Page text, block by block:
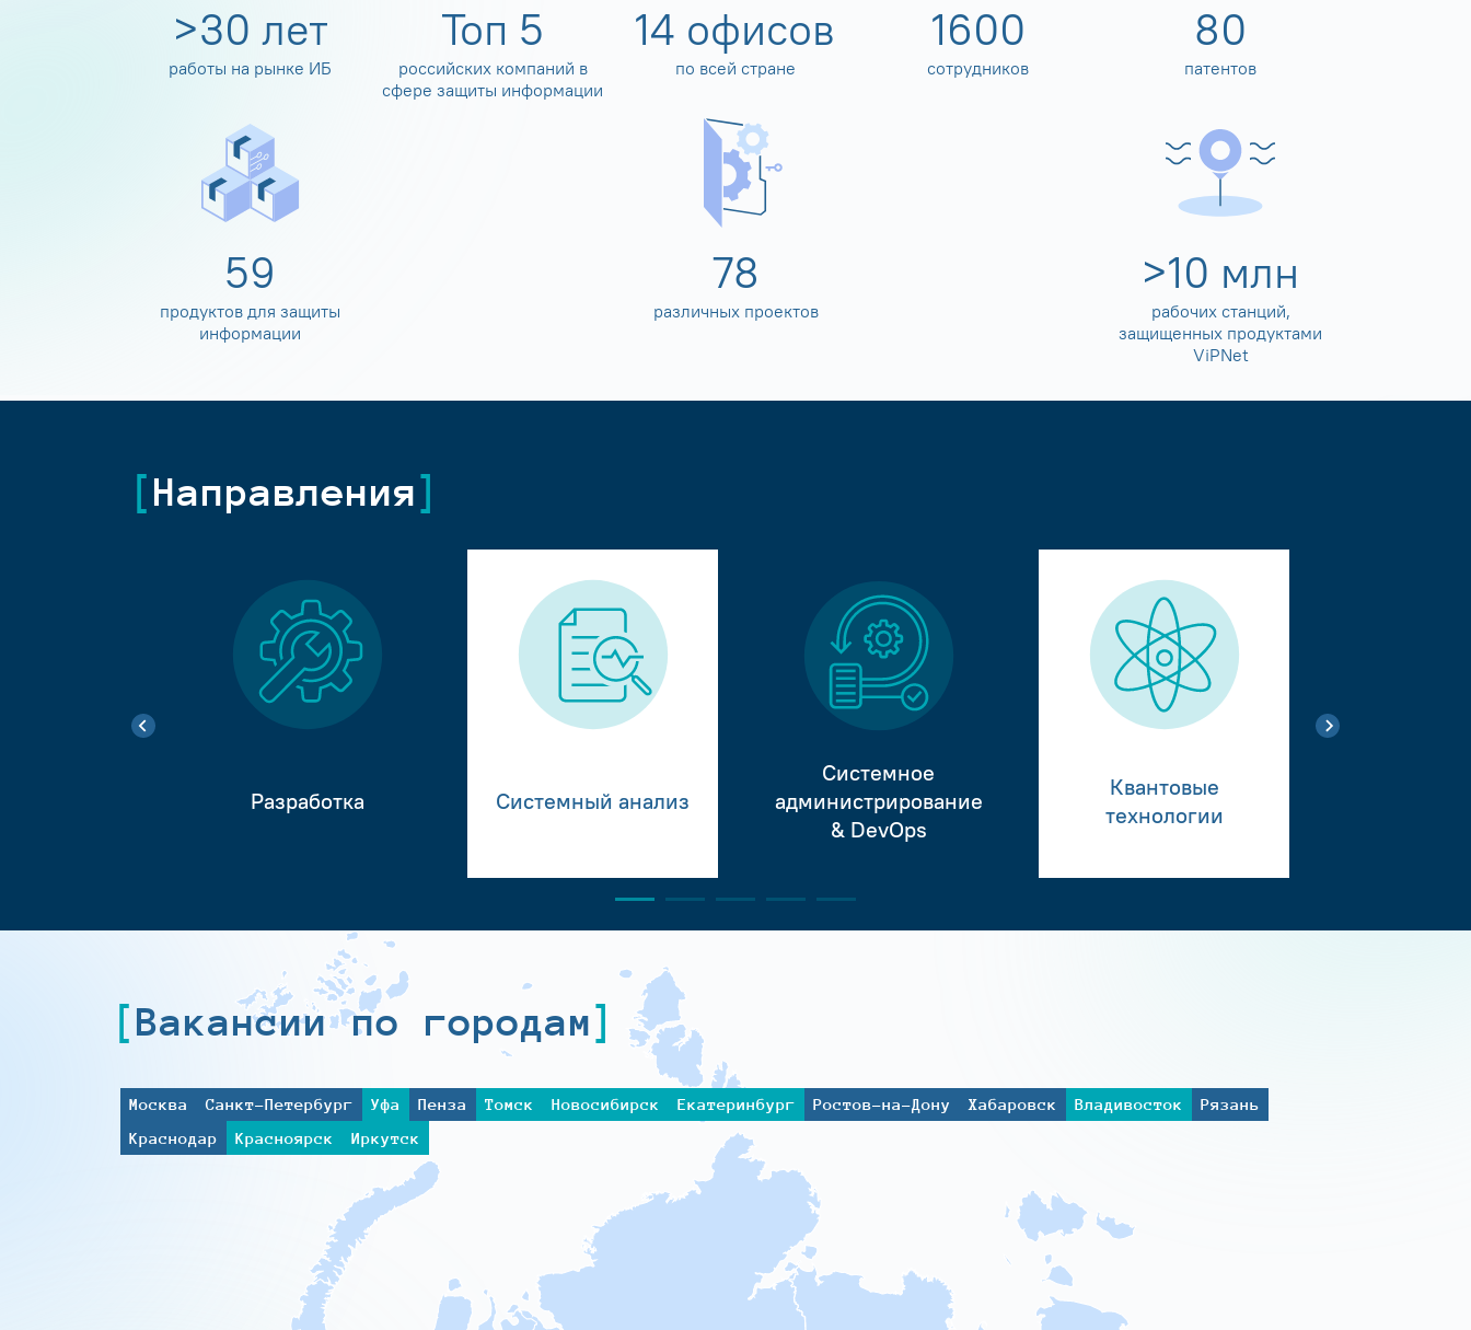
>30 лет
работы на рынке ИБ
Топ 5
российских компаний в
сфере защиты информации
14 офисов
по всей стране
1600
сотрудников
80
патентов
60
продуктов для защиты
информации
80
различных проектов
>10 млн
рабочих станций,
защищенных продуктами
ViPNet
Направления
Разработка Системный анализ
Системное
администрирование
& DevOps
Квантовые
технологии
Вакансии по городам
Москва Санкт-Петербург Уфа Пенза Томск Новосибирск Екатеринбург Ростов-на-Дону Хабаровск Владивосток
Рязань
Краснодар
Красноярск Иркутск